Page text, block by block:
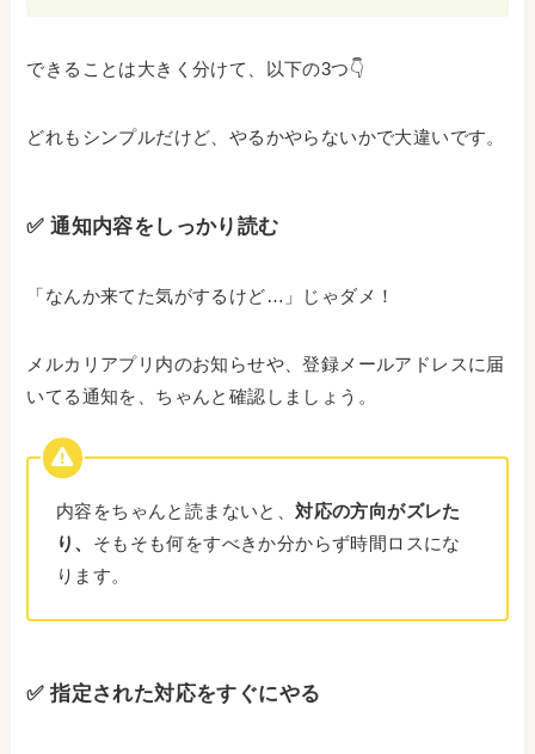
できることは大きく分けて、以下の3つ👇
どれもシンプルだけど、やるかやらないかで大違いです。
✅ 通知内容をしっかり読む
「なんか来てた気がするけど…」じゃダメ！
メルカリアプリ内のお知らせや、登録メールアドレスに届
いてる通知を、ちゃんと確認しましょう。
内容をちゃんと読まないと、対応の方向がズレた
り、 そもそも何をすべきか分からず時間ロスにな
ります。
✅ 指定された対応をすぐにやる